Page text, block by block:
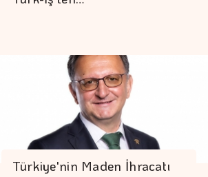
Türkiye'nin Maden İhracatı